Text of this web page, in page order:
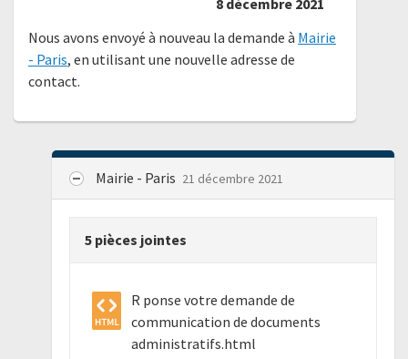
8 décembre 2021
Nous avons envoyé à nouveau la demande à Mairie
- Paris, en utilisant une nouvelle adresse de
contact.
Mairie - Paris 21 décembre 2021
5 pièces jointes
R ponse votre demande de
communication de documents
administratifs.html